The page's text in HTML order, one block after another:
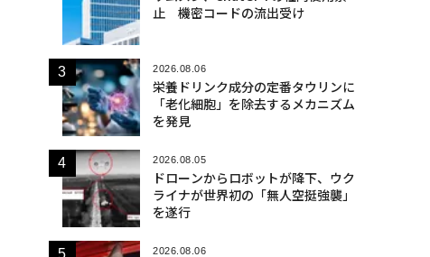
止 機密コードの流出受け
2026.08.06
栄養ドリンク成分の定番タウリンに
「老化細胞」を除去するメカニズム
を発見
2026.08.05
ドローンからロボットが降下、ウク
ライナが世界初の「無人空挺強襲」
を遂行
2026.08.06